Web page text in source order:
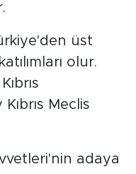
üst
olur.
Meclis
adaya